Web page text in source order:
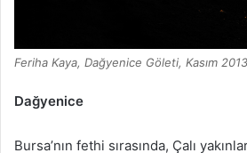
Feriha Kaya, Dağyenice Göleti, Kasım 2013
Dağyenice
Bursa’nın fethi sırasında, Çalı